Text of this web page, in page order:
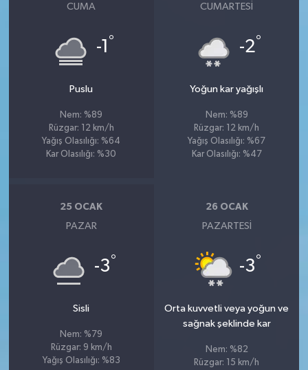
CUMA
-1 °
Puslu
Nem: %89
Rüzgar: 12 km/h
Yağış Olasılığı: %64
Kar Olasılığı: %30
CUMARTESI
-2°
Yoğun kar yağışlı
Nem: %89
Rüzgar: 12 km/h
Yağış Olasılığı: %67
Kar Olasılığı: %47
25 OCAK
PAZAR
-3°
Sisli
Nem: %79
Rüzgar: 9 km/h
Yağış Olasılığı: %83
26 OCAK
PAZARTESI
-3°
Orta kuvvetli veya yoğun ve
sağnak şeklinde kar
Nem: %82
Rüzgar: 15 km/h